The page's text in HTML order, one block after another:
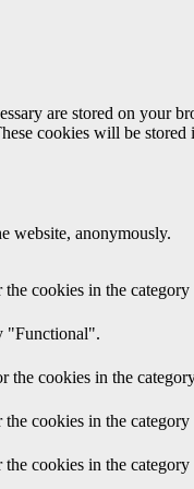
are stored on your
cookies will be
website, anonymously.
the cookies in the
"Functional".
the cookies in the
cookies in the category
cookies in the